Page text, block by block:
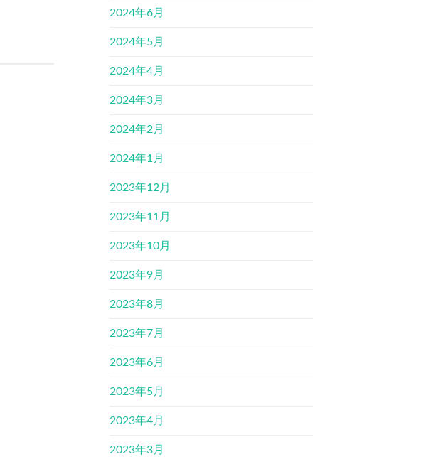
2024年6月
2024年5月
2024年4月
2024年3月
2024年2月
2024年1月
2023年12月
2023年11月
2023年10月
2023年9月
2023年8月
2023年7月
2023年6月
2023年5月
2023年4月
2023年3月